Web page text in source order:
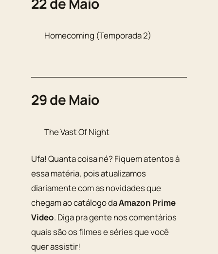
Homecoming (Temporada 2)
29 de Maio
The Vast Of Night
Ufa! Quanta coisa né? Fiquem atentos à
essa matéria, pois atualizamos
diariamente com as novidades que
chegam ao catálogo daAmazon Prime
Video. Diga pra gente nos comentários
quais são os filmes e séries que você
quer assistir!